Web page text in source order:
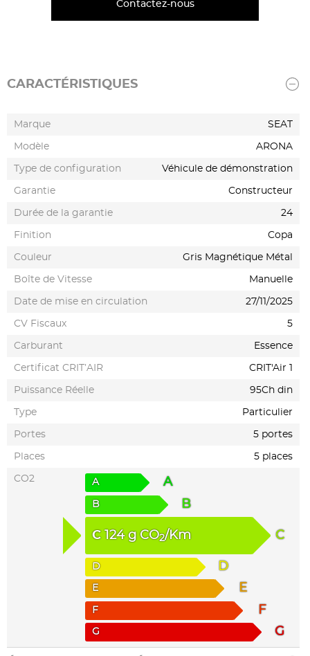
Contactez-nous
CARACTÉRISTIQUES
Marque SEAT
Modèle ARONA
Type de configuration Véhicule de démonstration
Garantie Constructeur
Durée de la garantie 24
Finition Copa
Couleur Gris Magnétique Métal
Boîte de Vitesse Manuelle
Date de mise en circulation 27/11/2025
CV Fiscaux 5
Carburant Essence
Certificat CRIT’AIR CRIT'Air 1
Puissance Réelle 95Ch din
Type Particulier
Portes 5 portes
Places 5 places
CO2 A A
B B
C 124 g CO2/Km C
D D
E E
F F
G G